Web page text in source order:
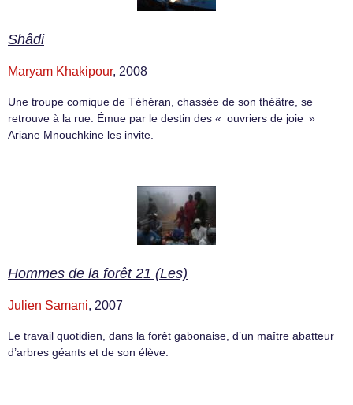
Shâdi
Maryam Khakipour, 2008
Une troupe comique de Téhéran, chassée de son théâtre, se
retrouve à la rue. Émue par le destin des « ouvriers de joie »
Ariane Mnouchkine les invite.
Hommes de la forêt 21 (Les)
Julien Samani, 2007
Le travail quotidien, dans la forêt gabonaise, d’un maître abatteur
d’arbres géants et de son élève.